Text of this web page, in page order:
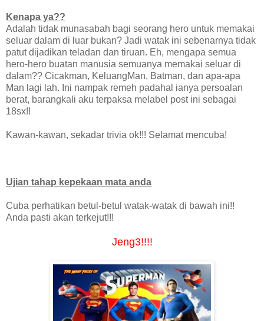
Kenapa ya??
Adalah tidak munasabah bagi seorang hero untuk memakai
seluar dalam di luar bukan? Jadi watak ini sebenarnya tidak
patut dijadikan teladan dan tiruan. Eh, mengapa semua
hero-hero buatan manusia semuanya memakai seluar di
dalam?? Cicakman, KeluangMan, Batman, dan apa-apa
Man lagi lah. Ini nampak remeh padahal ianya persoalan
berat, barangkali aku terpaksa melabel post ini sebagai
18sx!!
Kawan-kawan, sekadar trivia ok!!! Selamat mencuba!
Ujian tahap kepekaan mata anda
Cuba perhatikan betul-betul watak-watak di bawah ini!!
Anda pasti akan terkejut!!!
Jeng3!!!!